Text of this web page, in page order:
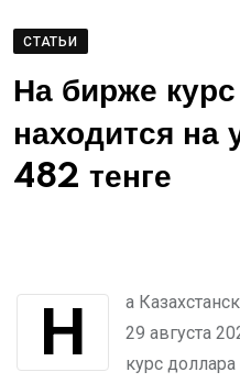
СТАТЬИ
На бирже
находится на
482 тенге
На Казахстанской фондовой бирже (KASE)
29 августа
курс доллара